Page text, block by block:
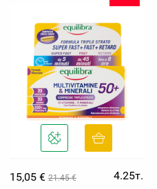
15,05 € 21.45 €
4.25т.